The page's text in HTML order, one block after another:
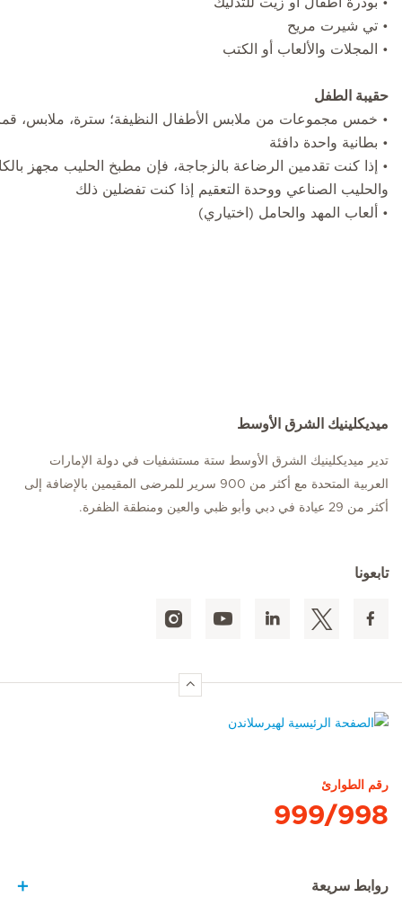
• تي شيرت مريح
• المجلات والألعاب أو الكتب
حقيبة الطفل
• خمس مجموعات من ملابس الأطفال النظيفة؛ سترة، ملابس،
• بطانية واحدة دافئة
• إذا كنت تقدمين الرضاعة بالزجاجة، فإن مطبخ الحليب مجهز
والحليب الصناعي ووحدة التعقيم إذا كنت تفضلين ذلك
• ألعاب المهد والحامل (اختياري)
ميديكلينيك الشرق الأوسط
تدير ميديكلينيك الشرق الأوسط ستة مستشفيات في دولة الإمارات
العربية المتحدة مع أكثر من 900 سرير للمرضى المقيمين بالإضافة إلى
أكثر من 29 عيادة في دبي وأبو ظبي والعين ومنطقة الظفرة.
تابعونا
رقم الطوارئ
999/998
روابط سريعة